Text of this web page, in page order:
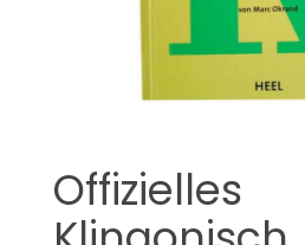
Offizielles